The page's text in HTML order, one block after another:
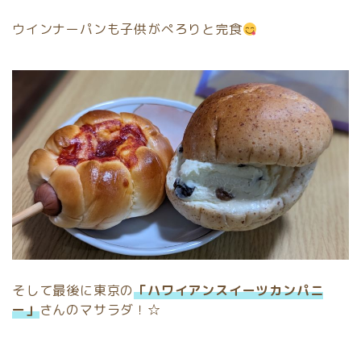
ウインナーパンも子供がぺろりと完食
そして最後に東京の「ハワイアンスイーツカンパニ
ー」さんのマサラダ！☆